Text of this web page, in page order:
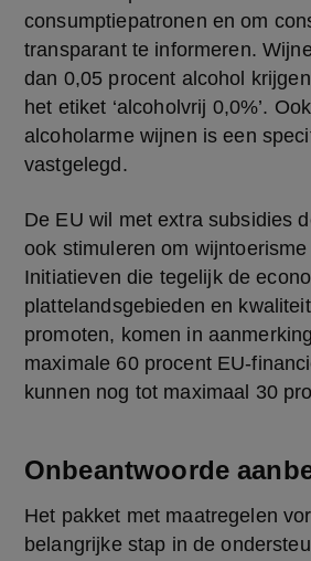
consumptiepatronen en om
transparant te informeren.
dan 0,05 procent alcohol
het etiket ‘alcoholvrij 0,0%’.
alcoholarme wijnen is een
vastgelegd.
De EU wil met extra subsidies
ook stimuleren om
Initiatieven die tegelijk de
plattelandsgebieden en
promoten, komen in
maximale 60 procent EU-
kunnen nog tot maximaal 30
Onbeantwoorde
Het pakket met maatregelen
belangrijke stap in de